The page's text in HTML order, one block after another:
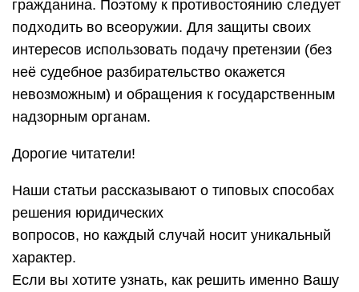
гражданина. Поэтому к противостоянию следует
подходить во всеоружии. Для защиты своих
интересов использовать подачу претензии (без
неё судебное разбирательство окажется
невозможным) и обращения к государственным
надзорным органам.
Дорогие читатели!
Наши статьи рассказывают о типовых способах
решения юридических
вопросов, но каждый случай носит уникальный
характер.
Если вы хотите узнать, как решить именно Вашу